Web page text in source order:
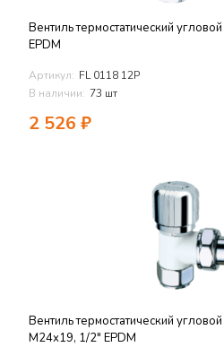
Вентиль термостатический
EPDM
Артикул: FL 0118 12P
В наличии: 73 шт
2 526 ₽
Вентиль термостатический
М24х19, 1/2" EPDM